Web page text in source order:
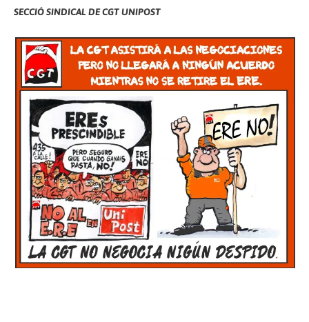
SECCIÓ SINDICAL DE CGT UNIPOST